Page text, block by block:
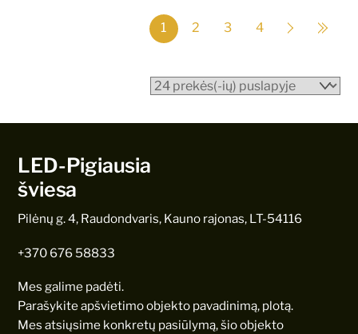
1 2 3 4
LED-Pigiausia
šviesa
Pilėnų g. 4, Raudondvaris, Kauno rajonas, LT-54116
+370 676 58833
Mes galime padėti.
Parašykite apšvietimo objekto pavadinimą, plotą.
Mes atsiųsime konkretų pasiūlymą, šio objekto